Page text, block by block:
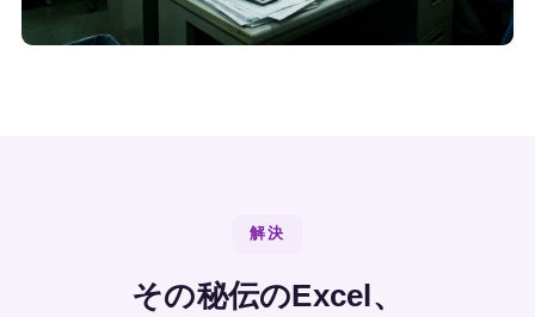
解決
その秘伝のExcel、